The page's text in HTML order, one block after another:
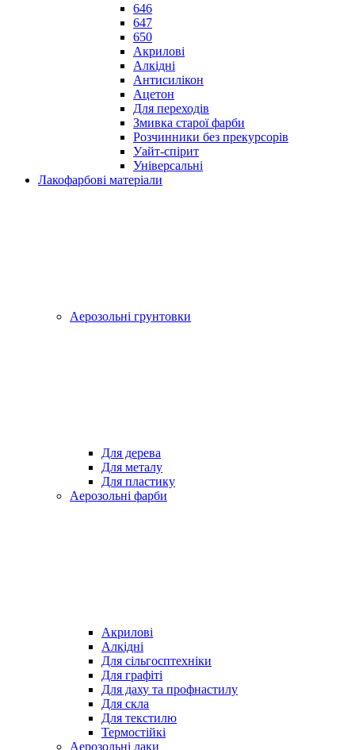
646
647
650
Акрилові
Алкідні
Антисилікон
Ацетон
Для переходів
Змивка старої фарби
Розчинники без прекурсорів
Уайт-спірит
Універсальні
Лакофарбові матеріали
Аерозольні грунтовки
Для дерева
Для металу
Для пластику
Аерозольні фарби
Акрилові
Алкідні
Для cільгосптехніки
Для графіті
Для даху та профнастилу
Для скла
Для текстилю
Термостійкі
Аерозольні лаки